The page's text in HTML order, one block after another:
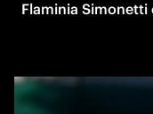
Flaminia Simonetti